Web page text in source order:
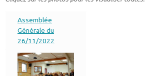
Assemblée
Générale du
26/11/2022